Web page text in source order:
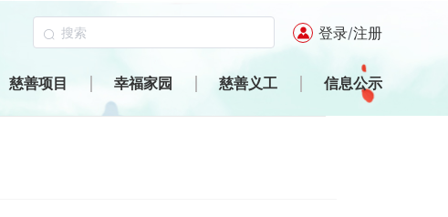
登录/注册
慈善项目 幸福家园 慈善义工 信息公示